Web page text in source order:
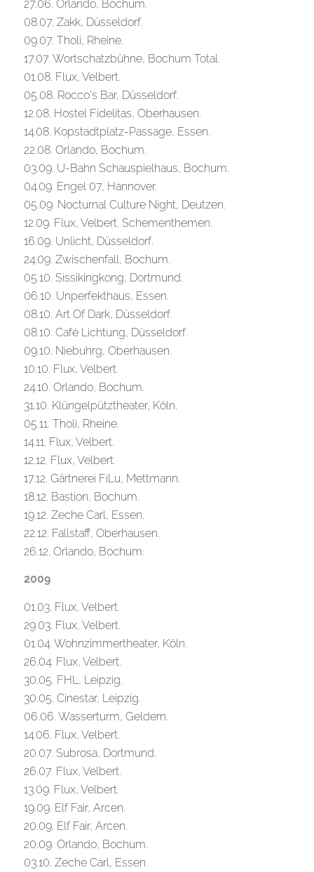
27.06. Orlando, Bochum.
08.07. Zakk, Düsseldorf.
09.07. Tholi, Rheine.
17.07. Wortschatzbühne, Bochum Total.
01.08. Flux, Velbert.
05.08. Rocco’s Bar, Düsseldorf.
12.08. Hostel Fidelitas, Oberhausen.
14.08. Kopstadtplatz-Passage, Essen.
22.08. Orlando, Bochum.
03.09. U-Bahn Schauspielhaus, Bochum.
04.09. Engel 07, Hannover.
05.09. Nocturnal Culture Night, Deutzen.
12.09. Flux, Velbert. Schementhemen.
16.09. Unlicht, Düsseldorf.
24.09. Zwischenfall, Bochum.
05.10. Sissikingkong, Dortmund.
06.10. Unperfekthaus, Essen.
08.10. Art Of Dark, Düsseldorf.
08.10. Café Lichtung, Düsseldorf.
09.10. Niebuhrg, Oberhausen.
10.10. Flux, Velbert.
24.10. Orlando, Bochum.
31.10. Klüngelpütztheater, Köln.
05.11. Tholi, Rheine.
14.11. Flux, Velbert.
12.12. Flux, Velbert.
17.12. Gärtnerei FiLu, Mettmann.
18.12. Bastion, Bochum.
19.12. Zeche Carl, Essen.
22.12. Fallstaff, Oberhausen.
26.12. Orlando, Bochum.
2009
01.03. Flux, Velbert.
29.03. Flux, Velbert.
01.04. Wohnzimmertheater, Köln.
26.04. Flux, Velbert.
30.05. FHL, Leipzig.
30.05. Cinestar, Leipzig.
06.06. Wasserturm, Geldern.
14.06. Flux, Velbert.
20.07. Subrosa, Dortmund.
26.07. Flux, Velbert.
13.09. Flux, Velbert.
19.09. Elf Fair, Arcen.
20.09. Elf Fair, Arcen.
20.09. Orlando, Bochum.
03.10. Zeche Carl, Essen.